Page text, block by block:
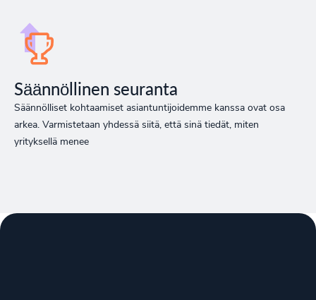
Säännöllinen seuranta
Säännölliset kohtaamiset asiantuntijoidemme kanssa ovat osa
arkea. Varmistetaan yhdessä siitä, että sinä tiedät, miten
yrityksellä menee